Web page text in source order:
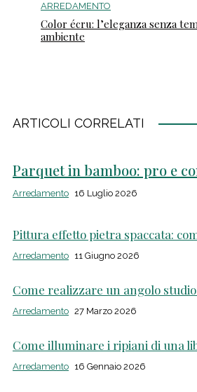
ARREDAMENTO
Color écru: l’eleganza senza
ambiente
ARTICOLI CORRELATI
Parquet in bamboo: pro e
Arredamento 16 Luglio 2026
Pittura effetto pietra spaccata:
Arredamento 11 Giugno 2026
Come realizzare un angolo
Arredamento 27 Marzo 2026
Come illuminare i ripiani di una
Arredamento 16 Gennaio 2026